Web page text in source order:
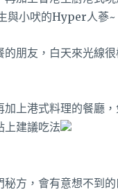
的朋友，白天來光線
加上港式料理的餐廳
上建議吃法
秘方，會有意想不到